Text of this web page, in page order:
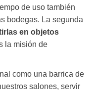
de uso también
bodegas. La segunda
en objetos
la misión de
como una barrica de
salones, servir